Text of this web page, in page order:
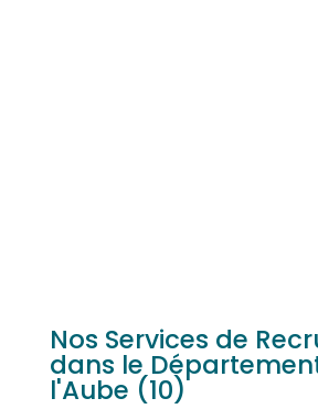
Nos Services de
dans le
l'Aube (10)